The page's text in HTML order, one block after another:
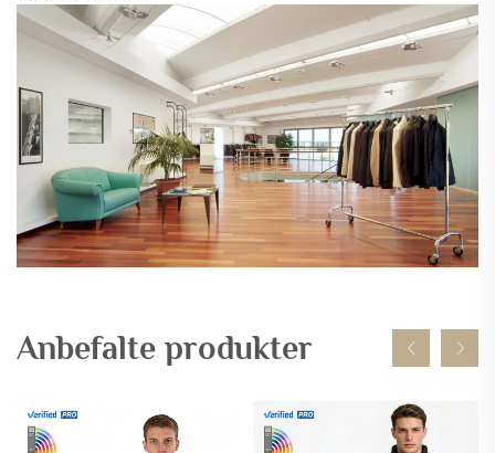
Anbefalte produkter